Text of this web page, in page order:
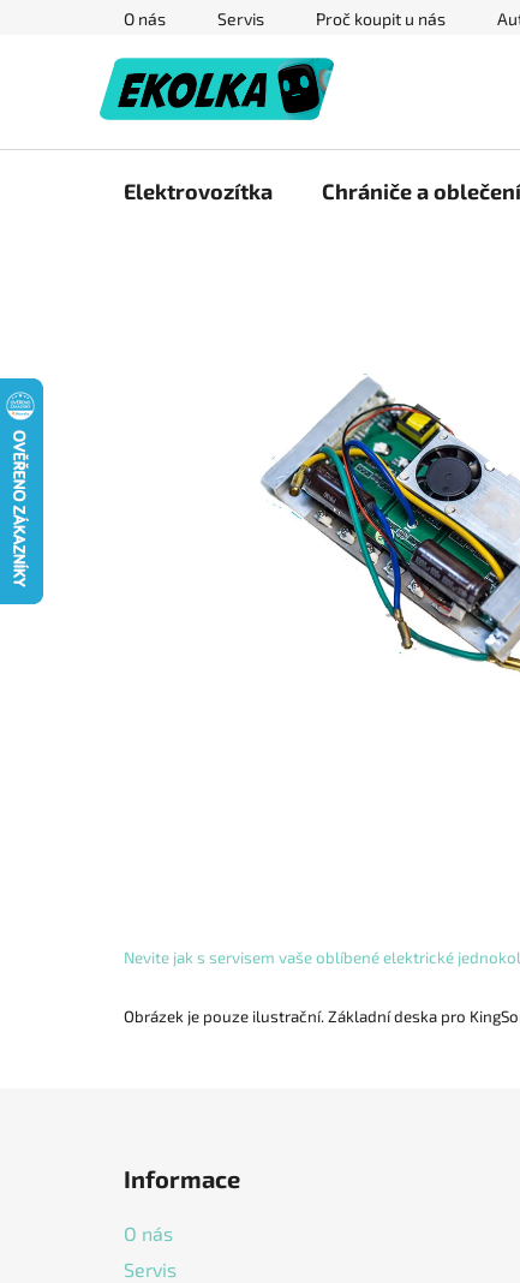
O nás Servis Proč koupit u nás
Elektrovozítka Chrániče a oblečení
Nevite jak s servisem vaše oblíbené elektrické
Obrázek je pouze ilustrační. Základní deska pro
Informace
O nás
Servis